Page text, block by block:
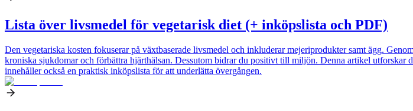
Lista över livsmedel för vegetarisk diet (+ inköpslista och PDF)
Den vegetariska kosten fokuserar på växtbaserade livsmedel och inkluderar mejeriprodukter samt ägg.
kroniska sjukdomar och förbättra hjärthälsan. Dessutom bidrar du positivt till miljön. Denna artikel
innehåller också en praktisk inköpslista för att underlätta övergången.